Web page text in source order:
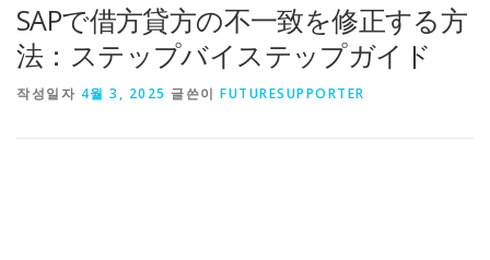
SAPで借方貸方の不一致を修正する方
法：ステップバイステップガイド
작성일자 4월 3, 2025 글쓴이 FUTURESUPPORTER